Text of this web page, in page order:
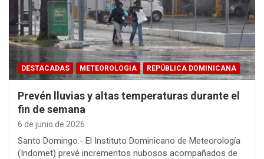
DESTACADAS METEOROLOGIA REPÚBLICA DOMINICANA
Prevén lluvias y altas temperaturas durante el
fin de semana
6 de junio de 2026
Santo Domingo.- El Instituto Dominicano de Meteorología
(Indomet) prevé incrementos nubosos acompañados de